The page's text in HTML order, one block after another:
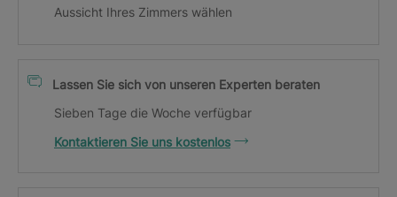
Aussicht Ihres Zimmers wählen
Lassen Sie sich von unseren Experten beraten
Sieben Tage die Woche verfügbar
Kontaktieren Sie uns kostenlos